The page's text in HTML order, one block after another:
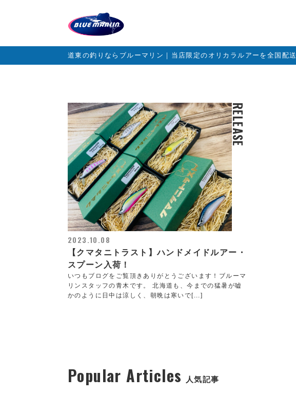
道東の釣りならブルーマリン｜当店限定のオリカラルアーを全国配送
RELEASE
2023.10.08
【クマタニトラスト】ハンドメイドルアー・
スプーン入荷！
いつもブログをご覧頂きありがとうございます！ブルーマ
リンスタッフの青木です。 北海道も、今までの猛暑が嘘
かのように日中は涼しく、朝晩は寒いで[...]
Popular Articles 人気記事